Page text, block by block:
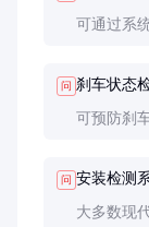
可通过系
问 刹车状态
可预防刹
问 安装检测
大多数现